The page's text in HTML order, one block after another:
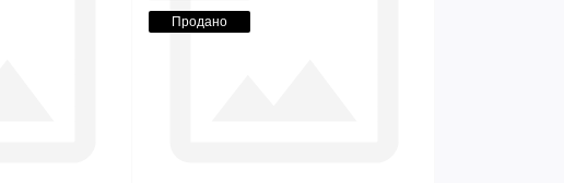
Продано